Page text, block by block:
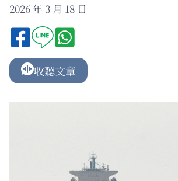
2026 年 3 月 18 日
收聽文章